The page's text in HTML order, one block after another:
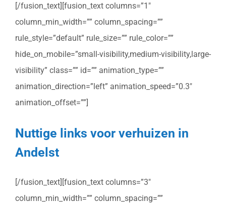
[/fusion_text][fusion_text columns=”1″
column_min_width=”” column_spacing=””
rule_style=”default” rule_size=”” rule_color=””
hide_on_mobile=”small-visibility,medium-visibility,large-
visibility” class=”” id=”” animation_type=””
animation_direction=”left” animation_speed=”0.3″
animation_offset=””]
Nuttige links voor verhuizen in
Andelst
[/fusion_text][fusion_text columns=”3″
column_min_width=”” column_spacing=””